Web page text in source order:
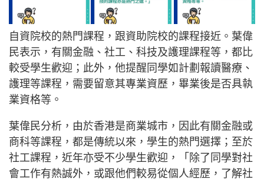
自資院校的熱門課程，跟資助院校的課程接近。葉偉
民表示，有關金融、社工、科技及護理課程等，都比
較受學生歡迎；此外，他提醒同學如計劃報讀醫療、
護理等課程，需要留意其專業資歷，畢業後是否具執
業資格等。
葉偉民分析，由於香港是商業城市，因此有關金融或
商科等課程，都是傳統以來，學生的熱門選擇；至於
社工課程，近年亦受不少學生歡迎，「除了同學對社
會工作有熱誠外，或跟他們較易從個人經歷，了解社